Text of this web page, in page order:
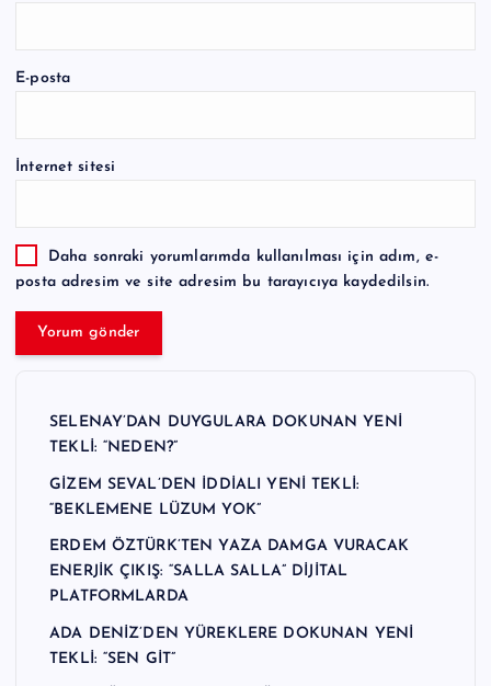
E-posta
İnternet sitesi
Daha sonraki yorumlarımda kullanılması için adım, e-
posta adresim ve site adresim bu tarayıcıya kaydedilsin.
SELENAY’DAN DUYGULARA DOKUNAN YENİ
TEKLİ: “NEDEN?”
GİZEM SEVAL’DEN İDDİALI YENİ TEKLİ:
“BEKLEMENE LÜZUM YOK”
ERDEM ÖZTÜRK’TEN YAZA DAMGA VURACAK
ENERJİK ÇIKIŞ: “SALLA SALLA” DİJİTAL
PLATFORMLARDA
ADA DENİZ’DEN YÜREKLERE DOKUNAN YENİ
TEKLİ: “SEN GİT”